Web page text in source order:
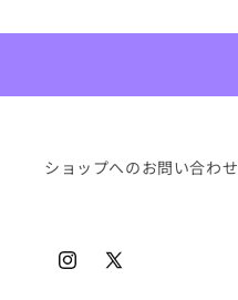
テ
ツ
ショップへのお問い合わせ
Instagram
X